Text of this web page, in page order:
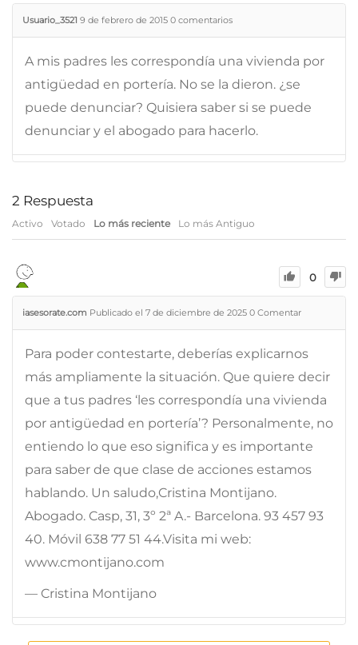
Usuario_3521 9 de febrero de 2015 0 comentarios
A mis padres les correspondía una vivienda por
antigüedad en portería. No se la dieron. ¿se
puede denunciar? Quisiera saber si se puede
denunciar y el abogado para hacerlo.
2 Respuesta
Activo Votado Lo más reciente Lo más Antiguo
0
iasesorate.com Publicado el 7 de diciembre de 2025 0 Comentar
Para poder contestarte, deberías explicarnos
más ampliamente la situación. Que quiere decir
que a tus padres ‘les correspondía una vivienda
por antigüedad en portería’? Personalmente, no
entiendo lo que eso significa y es importante
para saber de que clase de acciones estamos
hablando. Un saludo,Cristina Montijano.
Abogado. Casp, 31, 3º 2ª A.- Barcelona. 93 457 93
40. Móvil 638 77 51 44.Visita mi web:
www.cmontijano.com
— Cristina Montijano